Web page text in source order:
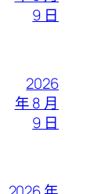
9 日
2026
年 8 月
9 日